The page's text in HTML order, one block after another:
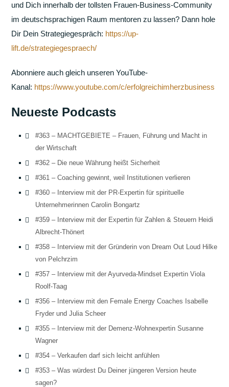
und Dich innerhalb der tollsten Frauen-Business-Community
im deutschsprachigen Raum mentoren zu lassen? Dann hole
Dir Dein Strategiegespräch: https://up-
lift.de/strategiegespraech/
Abonniere auch gleich unseren YouTube-
Kanal: https://www.youtube.com/c/erfolgreichimherzbusiness
Neueste Podcasts
#363 – MACHTGEBIETE – Frauen, Führung und Macht in
der Wirtschaft
#362 – Die neue Währung heißt Sicherheit
#361 – Coaching gewinnt, weil Institutionen verlieren
#360 – Interview mit der PR-Expertin für spirituelle
Unternehmerinnen Carolin Bongartz
#359 – Interview mit der Expertin für Zahlen & Steuern Heidi
Albrecht-Thönert
#358 – Interview mit der Gründerin von Dream Out Loud Hilke
von Pelchrzim
#357 – Interview mit der Ayurveda-Mindset Expertin Viola
Roolf-Taag
#356 – Interview mit den Female Energy Coaches Isabelle
Fryder und Julia Scheer
#355 – Interview mit der Demenz-Wohnexpertin Susanne
Wagner
#354 – Verkaufen darf sich leicht anfühlen
#353 – Was würdest Du Deiner jüngeren Version heute
sagen?